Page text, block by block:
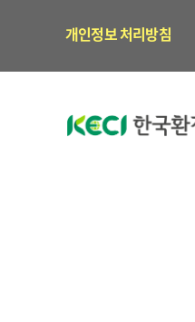
개인정보 처리방침